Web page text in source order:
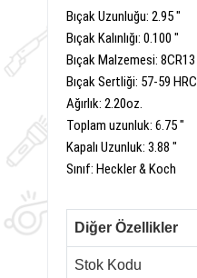
BıçakUzunluğu: 2.95"
BıçakKalınlığı: 0.100 "
Bıçak Malzemesi: 8CR13
BıçakSertliği: 57-59 HRC
Ağırlık: 2.20oz.
Toplam uzunluk: 6.75"
Kapalı Uzunluk: 3.88 "
Sınıf: Heckler&Koch
Diğer Özellikler
Stok Kodu